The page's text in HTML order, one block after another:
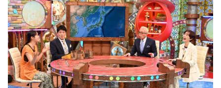
ぺこぱのまるスポ
アナ回覧板